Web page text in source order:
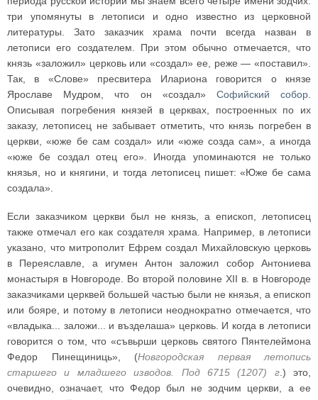
три упомянуты в летописи и одно известно из церковной
литературы. Зато заказчик храма почти всегда назван в
летописи его создателем. При этом обычно отмечается, что
князь «заложил» церковь или «создал» ее, реже — «поставил».
Так, в «Слове» пресвитера Илариона говорится о князе
Ярославе Мудром, что он «создал» Софийский собор
Описывая погребения князей в церквах, построенных по их
заказу, летописец не забывает отметить, что князь погребен в
церкви, «юже бе сам создал» или «юже созда сам», а иногда
«юже бе создал отец его». Иногда упоминаются не только
князья, но и княгини, и тогда летописец пишет: «Юже бе сама
создала».
Если заказчиком церкви был не князь, а епископ, летописец
также отмечал его как создателя храма. Например, в летописи
указано, что митрополит Ефрем создал Михайловскую церковь
в Переяславле, а игумен Антон заложил собор Антониева
монастыря в Новгороде. Во второй половине XII в. в Новгороде
заказчиками церквей большей частью были не князья, а епископ
или бояре, и потому в летописи неоднократно отмечается, что
«владыка... заложи... и възделаша» церковь. И когда в летописи
говорится о том, что «съвьрши церковь святого Пянтелеймона
Федор Пинещиниць», (Новгородская первая летопись
старшего и младшего изводов. Под 6715 (1207) г.) это,
очевидно, означает, что Федор был не зодчим церкви, а ее